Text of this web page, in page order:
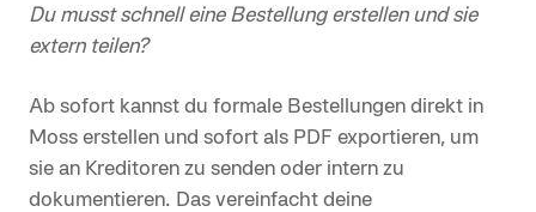
Du musst schnell eine Bestellung erstellen und sie
extern teilen?
Ab sofort kannst du formale Bestellungen direkt in
Moss erstellen und sofort als PDF exportieren, um
sie an Kreditoren zu senden oder intern zu
dokumentieren. Das vereinfacht deine